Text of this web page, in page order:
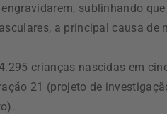
sublinhando
a principal causa de
crianças nascidas em
21 (projeto de